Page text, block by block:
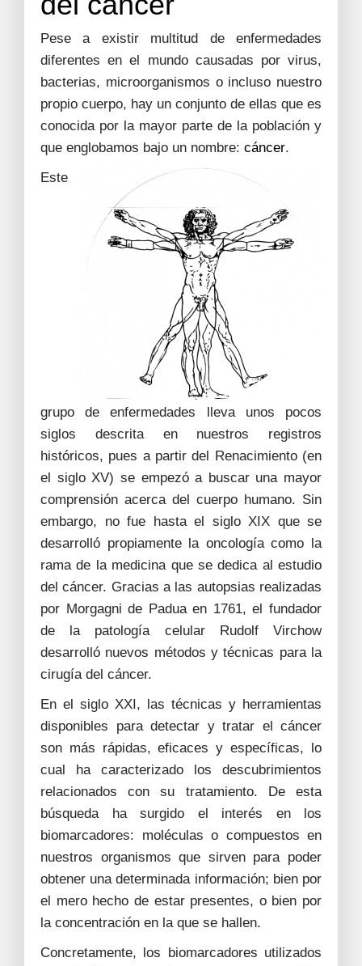
Pese a existir multitud de enfermedades
diferentes en el mundo causadas por virus,
bacterias, microorganismos o incluso nuestro
propio cuerpo, hay un conjunto de ellas que es
conocida por la mayor parte de la población y
que englobamos bajo un nombre: cáncer.
Este
grupo de enfermedades lleva unos pocos
siglos descrita en nuestros registros
históricos, pues a partir del Renacimiento (en
el siglo XV) se empezó a buscar una mayor
comprensión acerca del cuerpo humano. Sin
embargo, no fue hasta el siglo XIX que se
desarrolló propiamente la oncología como la
rama de la medicina que se dedica al estudio
del cáncer. Gracias a las autopsias realizadas
por Morgagni de Padua en 1761, el fundador
de la patología celular Rudolf Virchow
desarrolló nuevos métodos y técnicas para la
cirugía del cáncer.
En el siglo XXI, las técnicas y herramientas
disponibles para detectar y tratar el cáncer
son más rápidas, eficaces y específicas, lo
cual ha caracterizado los descubrimientos
relacionados con su tratamiento. De esta
búsqueda ha surgido el interés en los
biomarcadores: moléculas o compuestos en
nuestros organismos que sirven para poder
obtener una determinada información; bien por
el mero hecho de estar presentes, o bien por
la concentración en la que se hallen.
Concretamente, los biomarcadores utilizados